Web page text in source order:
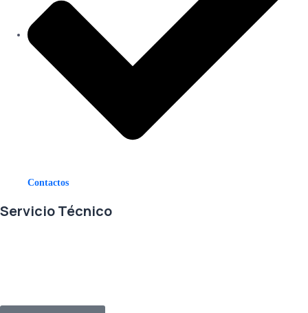
Contactos
Servicio Técnico